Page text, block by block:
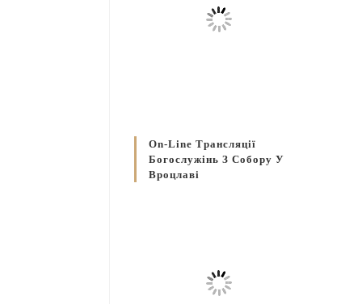
On-Line Трансляції
Богослужінь З Собору У
Вроцлаві